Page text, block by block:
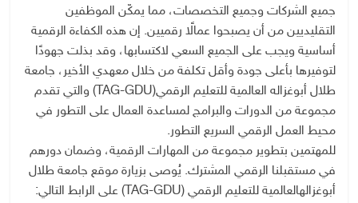
جميع الشركات وجميع التخصصات، مما يمكّن الموظفين
التقليديين من أن يصبحوا عمالًا رقميين. إن هذه الكفاءة الرقمية
أساسية ويجب على الجميع السعي لاكتسابها، وقد بذلت جهودًا
لتوفيرها بأعلى جودة وأقل تكلفة من خلال معهدي الأخير، جامعة
طلال أبوغزاله العالمية للتعليم الرقمي(TAG-GDU) والتي تقدم
مجموعة من الدورات والبرامج لمساعدة العمال على التطور في
محيط العمل الرقمي السريع التطور.
للمهتمين بتطوير مجموعة من المهارات الرقمية، وضمان دورهم
في مستقبلنا الرقمي المشترك. يُوصى بزيارة موقع جامعة طلال
أبوغزالهالعالمية للتعليم الرقمي (TAG-GDU) على الرابط التالي: